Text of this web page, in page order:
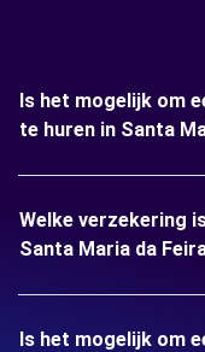
Is het mogelijk om
te huren in Santa
Welke verzekering
Santa Maria da
Is het mogelijk om